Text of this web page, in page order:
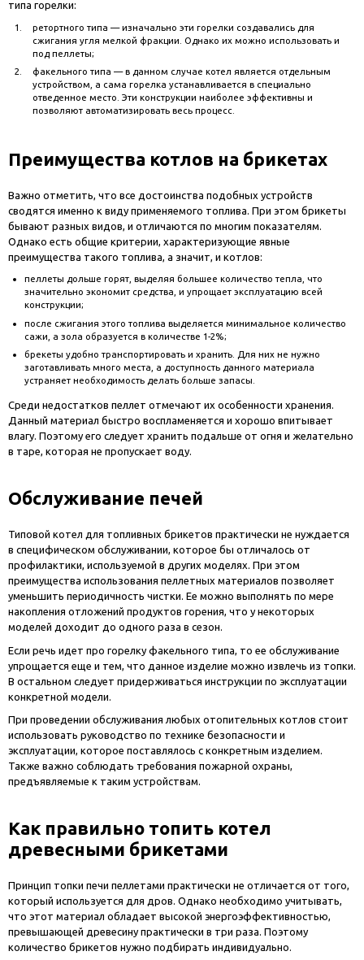
типа горелки:
ретортного типа — изначально эти горелки создавались для
сжигания угля мелкой фракции. Однако их можно использовать и
под пеллеты;
факельного типа — в данном случае котел является отдельным
устройством, а сама горелка устанавливается в специально
отведенное место. Эти конструкции наиболее эффективны и
позволяют автоматизировать весь процесс.
Преимущества котлов на брикетах
Важно отметить, что все достоинства подобных устройств
сводятся именно к виду применяемого топлива. При этом брикеты
бывают разных видов, и отличаются по многим показателям.
Однако есть общие критерии, характеризующие явные
преимущества такого топлива, а значит, и котлов:
пеллеты дольше горят, выделяя большее количество тепла, что
значительно экономит средства, и упрощает эксплуатацию всей
конструкции;
после сжигания этого топлива выделяется минимальное количество
сажи, а зола образуется в количестве 1-2%;
брекеты удобно транспортировать и хранить. Для них не нужно
заготавливать много места, а доступность данного материала
устраняет необходимость делать больше запасы.
Среди недостатков пеллет отмечают их особенности хранения.
Данный материал быстро воспламеняется и хорошо впитывает
влагу. Поэтому его следует хранить подальше от огня и желательно
в таре, которая не пропускает воду.
Обслуживание печей
Типовой котел для топливных брикетов практически не нуждается
в специфическом обслуживании, которое бы отличалось от
профилактики, используемой в других моделях. При этом
преимущества использования пеллетных материалов позволяет
уменьшить периодичность чистки. Ее можно выполнять по мере
накопления отложений продуктов горения, что у некоторых
моделей доходит до одного раза в сезон.
Если речь идет про горелку факельного типа, то ее обслуживание
упрощается еще и тем, что данное изделие можно извлечь из топки.
В остальном следует придерживаться инструкции по эксплуатации
конкретной модели.
При проведении обслуживания любых отопительных котлов стоит
использовать руководство по технике безопасности и
эксплуатации, которое поставлялось с конкретным изделием.
Также важно соблюдать требования пожарной охраны,
предъявляемые к таким устройствам.
Как правильно топить котел
древесными брикетами
Принцип топки печи пеллетами практически не отличается от того,
который используется для дров. Однако необходимо учитывать,
что этот материал обладает высокой энергоэффективностью,
превышающей древесину практически в три раза. Поэтому
количество брикетов нужно подбирать индивидуально.